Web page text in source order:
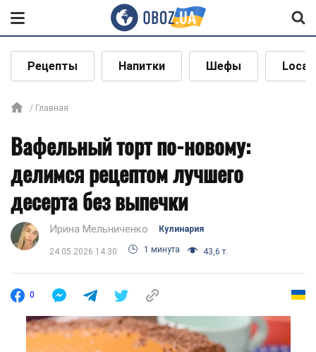
Рецепты Напитки Шефы Local
Главная
Вафельный торт по-новому:
делимся рецептом лучшего
десерта без выпечки
Ирина Мельниченко Кулинария
24.05.2026 14:30 1 минута 43,6 т.
0